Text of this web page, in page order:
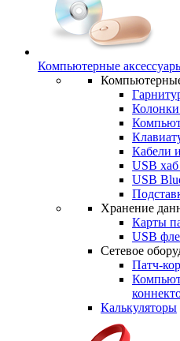
Компьютерные
Кабели
USB
USB
Хранение
Карты
USB
Сетевое
Патч-
Калькуляторы